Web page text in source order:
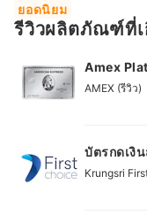
ยอดนิยม
รีวิวผลิตภัณฑ์ที่เ
Amex
AMEX (รีวิว)
บัตรกดเงิ
Krungsri